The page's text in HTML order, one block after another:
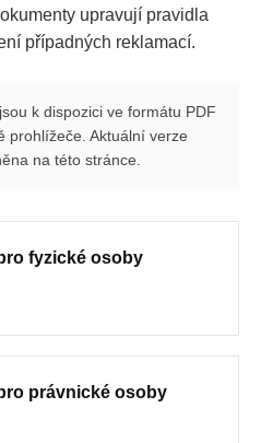
upravují pravidla
případných reklamací.
k dispozici ve formátu PDF
prohlížeče. Aktuální verze
na této stránce.
fyzické osoby
právnické osoby